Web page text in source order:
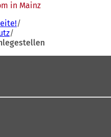
in Mainz
Tab)